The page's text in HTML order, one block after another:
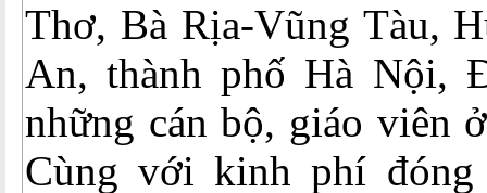
Thơ, Bà Rịa-Vũng Tàu,
An, thành phố Hà Nội,
những cán bộ, giáo viên
Cùng với kinh phí